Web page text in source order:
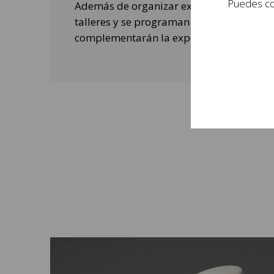
Además de organizar exposiciones, se
talleres y se programan actividades de
complementarán la experiencia de las
Puedes